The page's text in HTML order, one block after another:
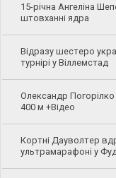
15-річна Ангеліна
штовханні ядра
Відразу шестеро
турнірі у Віллемстад
Олександр Погорілко
400 м +Відео
Кортні Дауволтер
ультрамарафоні у